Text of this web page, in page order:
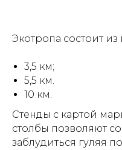
Экотропа состоит
3,5 км;
5,5 км.
10 км.
Стенды с картой
столбы позволяют
заблудиться гуляя